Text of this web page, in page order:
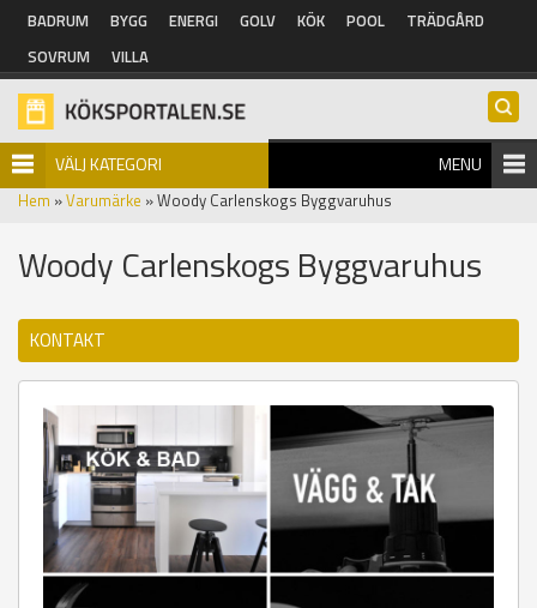
Hoppa till huvudinnehåll
BADRUM BYGG ENERGI GOLV KÖK POOL
TRÄDGÅRD
SOVRUM
VILLA
VÄLJ KATEGORI MENU
Hem »Varumärke » Woody Carlenskogs Byggvaruhus
Woody Carlenskogs Byggvaruhus
KONTAKT